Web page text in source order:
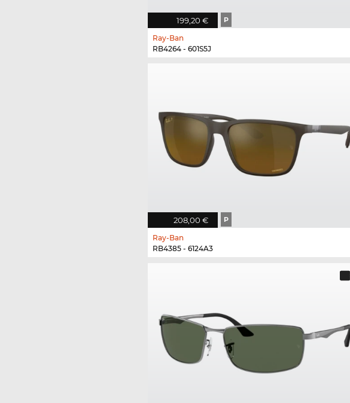
199,20 € P
Ray-Ban
RB4264 - 601S5J
208,00 € P
Ray-Ban
RB4385 - 6124A3